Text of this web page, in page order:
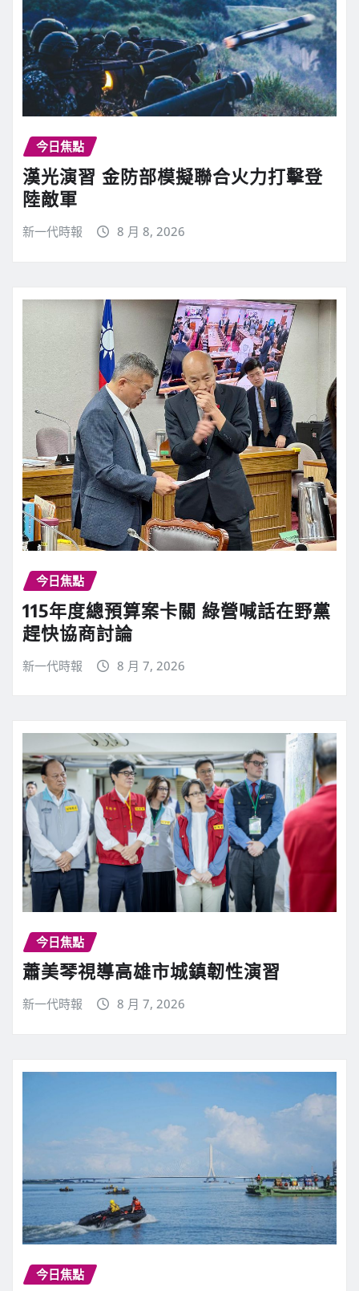
今日焦點
漢光演習 金防部模擬聯合火力打擊登
陸敵軍
新一代時報 8 月 8, 2026
今日焦點
115年度總預算案卡關 綠營喊話在野黨
趕快協商討論
新一代時報 8 月 7, 2026
今日焦點
蕭美琴視導高雄市城鎮韌性演習
新一代時報 8 月 7, 2026
今日焦點